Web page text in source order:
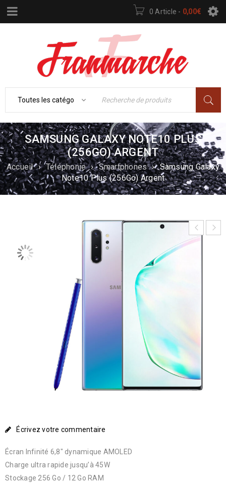
0 Article - 0,00€
SAMSUNG GALAXY NOTE10 PLUS
(256GO) ARGENT
Accueil › Téléphonie › Smartphones › Samsung Galaxy
Note10 Plus (256Go) Argent
Écrivez votre commentaire
Écran Infinité 6,8″ dynamique AMOLED
Charge ultra rapide jusqu’à 45W
Stockage 256 Go / 12 Go RAM